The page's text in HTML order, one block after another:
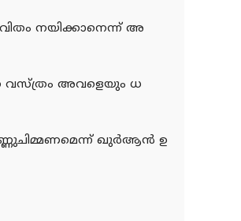
നയിക്കാനെന്ന് അ
വസ്ത്രം അവളെയും ധ
ഖുര്‍ആന്‍ ഉ